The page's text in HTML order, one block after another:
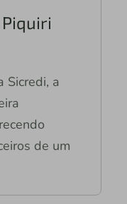
Sicredi, a
de um